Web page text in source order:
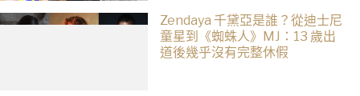
Zendaya 千黛亞是誰？從迪士尼
童星到《蜘蛛人》MJ：13 歲出
道後幾乎沒有完整休假